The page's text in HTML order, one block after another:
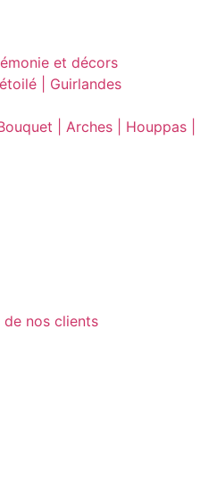
et décors
| Guirlandes
| Arches | Houppas |
de nos clients